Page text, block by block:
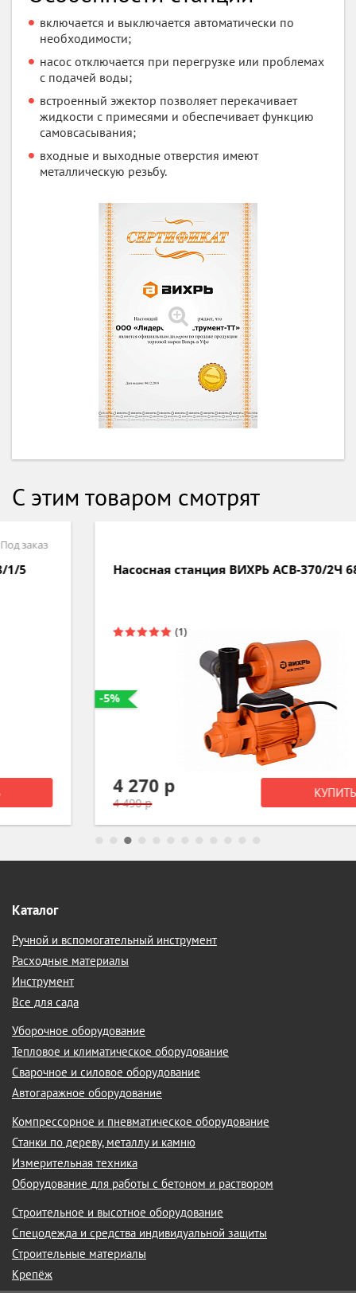
включается и выключается автоматически по
необходимости;
насос отключается при перегрузке или проблемах
с подачей воды;
встроенный эжектор позволяет перекачивает
жидкости с примесями и обеспечивает функцию
самовсасывания;
входные и выходные отверстия имеют
металлическую резьбу.
С этим товаром смотрят
Насосная станция ВИХРЬ АСВ-370/2Ч 68/1/8
4 270 р
4 490 р
Каталог
Ручной и вспомогательный инструмент
Расходные материалы
Инструмент
Все для сада
Уборочное оборудование
Тепловое и климатическое оборудование
Сварочное и силовое оборудование
Автогаражное оборудование
Компрессорное и пневматическое оборудование
Станки по дереву, металлу и камню
Измерительная техника
Оборудование для работы с бетоном и раствором
Строительное и высотное оборудование
Спецодежда и средства индивидуальной защиты
Строительные материалы
Крепёж